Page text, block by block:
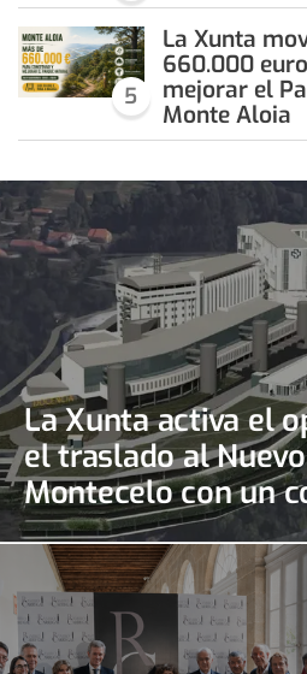
5
La Xunta
660.000
mejorar el
Monte Aloia
La Xunta activa el
el traslado al
Montecelo con un
690.000 euros